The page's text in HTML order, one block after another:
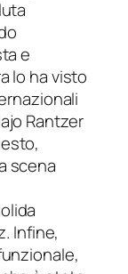
e
lo ha visto
Rantzer
scena
Infine,